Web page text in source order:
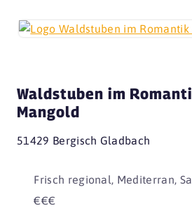
Waldstuben im
Mangold
51429 Bergisch Gladbach
Frisch regional, Mediterran,
€€€